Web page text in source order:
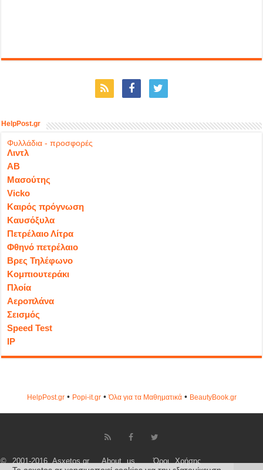
HelpPost.gr
Φυλλάδια - προσφορές
Λιντλ
ΑΒ
Μασούτης
Vicko
Καιρός πρόγνωση
Καυσόξυλα
Πετρέλαιο Λίτρα
Φθηνό πετρέλαιο
Βρες Τηλέφωνο
Κομπιουτεράκι
Πλοία
Αεροπλάνα
Σεισμός
Speed Test
IP
HelpPost.gr• Popi-it.gr•Όλα για τα Μαθηματικά• ΒeautyΒook.gr
© 2001-2016 Asxetos.gr About us Όροι Χρήσης